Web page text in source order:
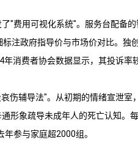
了"费用可视化系统"。服务台配备
注政府指导价与市场价对比。独
消费者协会数据显示，其投诉率
伤辅导法"。从初期的情绪宣泄室
形象疏导未成年人的死亡认知。
参与家庭超2000组。